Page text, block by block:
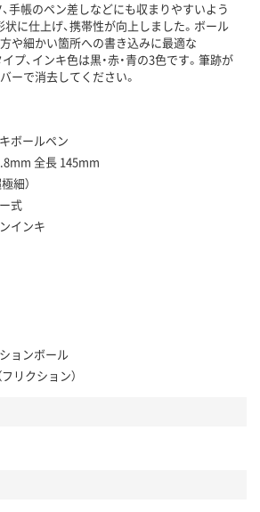
手帳のペン差しなどにも収まりやすいよう
に仕上げ、携帯性が向上しました。ボール
や細かい箇所への書き込みに最適な
プ、インキ色は黒・赤・青の3色です。筆跡が
ーで消去してください。
ボールペン
全長 145mm
細）
式
インキ
ョンボール
リクション）